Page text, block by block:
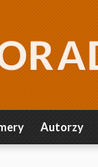
Autorzy